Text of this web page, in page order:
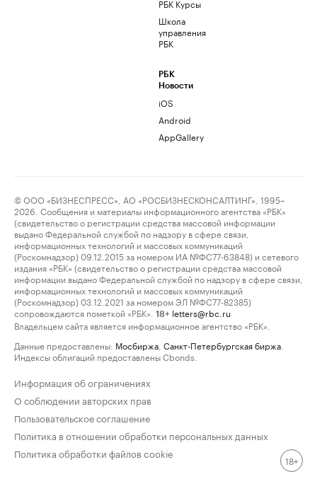
РБК Курсы
Школа
управления
РБК
РБК
Новости
iOS
Android
AppGallery
© ООО «БИЗНЕСПРЕСС», АО «РОСБИЗНЕСКОНСАЛТИНГ», 1995–
2026. Сообщения и материалы информационного агентства «РБК»
(свидетельство о регистрации средства массовой информации
выдано Федеральной службой по надзору в сфере связи,
информационных технологий и массовых коммуникаций
(Роскомнадзор) 09.12.2015 за номером ИА №ФС77-63848) и сетевого
издания «РБК» (свидетельство о регистрации средства массовой
информации выдано Федеральной службой по надзору в сфере связи,
информационных технологий и массовых коммуникаций
(Роскомнадзор) 03.12.2021 за номером ЭЛ №ФС77-82385)
сопровождаются пометкой «РБК».
18+ letters@rbc.ru
Владельцем сайта является информационное агентство «РБК».
Данные предоставлены: Мосбиржа Санкт-Петербургская биржа
Индексы облигаций предоставлены Cbonds.
Информация об ограничениях
О соблюдении авторских прав
Пользовательское соглашение
Политика в отношении обработки персональных данных
Политика обработки файлов cookie
18+